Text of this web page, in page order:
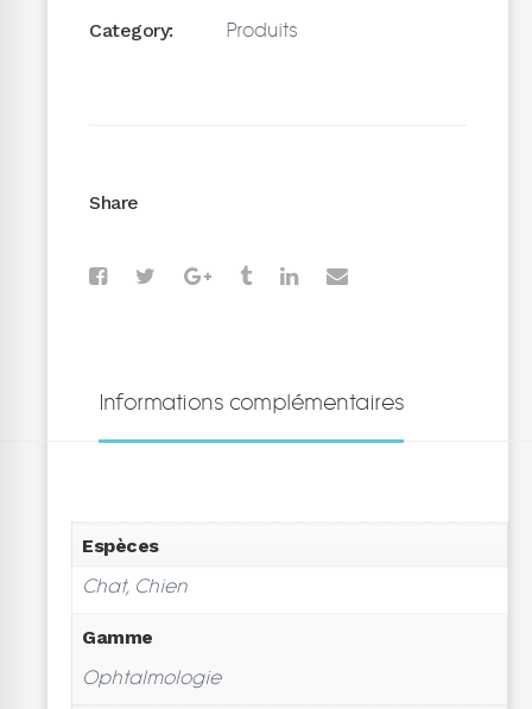
Category: Produits
Share
Informations complémentaires
Espèces
Chat, Chien
Gamme
Ophtalmologie